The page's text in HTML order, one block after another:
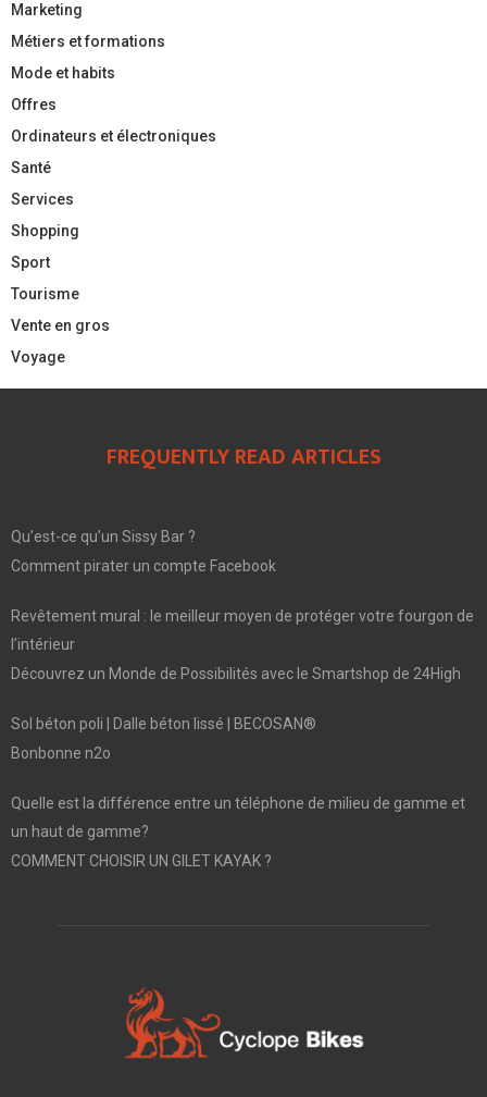
Marketing
Métiers et formations
Mode et habits
Offres
Ordinateurs et électroniques
Santé
Services
Shopping
Sport
Tourisme
Vente en gros
Voyage
FREQUENTLY READ ARTICLES
Qu’est-ce qu’un Sissy Bar ?
Comment pirater un compte Facebook
Revêtement mural : le meilleur moyen de protéger votre fourgon de
l’intérieur
Découvrez un Monde de Possibilités avec le Smartshop de 24High
Sol béton poli | Dalle béton lissé | BECOSAN®
Bonbonne n2o
Quelle est la différence entre un téléphone de milieu de gamme et
un haut de gamme?
COMMENT CHOISIR UN GILET KAYAK ?